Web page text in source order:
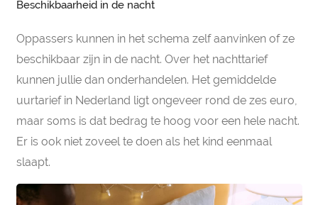
Beschikbaarheid in de nacht
Oppassers kunnen in het schema zelf aanvinken of ze
beschikbaar zijn in de nacht. Over het nachttarief
kunnen jullie dan onderhandelen. Het gemiddelde
uurtarief in Nederland ligt ongeveer rond de zes euro,
maar soms is dat bedrag te hoog voor een hele nacht.
Er is ook niet zoveel te doen als het kind eenmaal
slaapt.